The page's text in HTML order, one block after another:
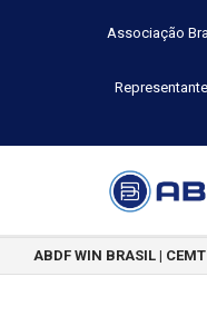
Associação
ABDF WIN BRASIL |